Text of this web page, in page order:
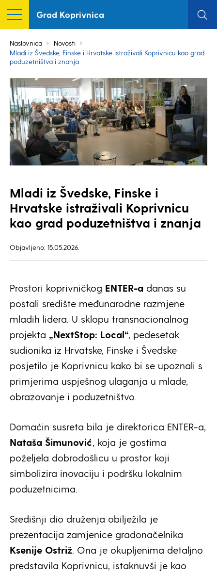
Grad Koprivnica
Naslovnica
Novosti
Mladi iz Švedske, Finske i Hrvatske istraživali Koprivnicu kao grad
poduzetništva i znanja
Mladi iz Švedske, Finske i
Hrvatske istraživali Koprivnicu
kao grad poduzetništva i znanja
Objavljeno: 15.05.2026.
Prostori koprivničkog ENTER-a danas su
postali središte međunarodne razmjene
mladih lidera. U sklopu transnacionalnog
projekta „NextStop: Local“ , pedesetak
sudionika iz Hrvatske, Finske i Švedske
posjetilo je Koprivnicu kako bi se upoznali s
primjerima uspješnog ulaganja u mlade,
obrazovanje i poduzetništvo.
Domaćin susreta bila je direktorica ENTER-a,
Nataša Šimunović , koja je gostima
poželjela dobrodošlicu u prostor koji
simbolizira inovaciju i podršku lokalnim
poduzetnicima.
Središnji dio druženja obilježila je
prezentacija zamjenice gradonačelnika
Ksenije Ostriž . Ona je okupljenima detaljno
predstavila Koprivnicu, istaknuvši je kao